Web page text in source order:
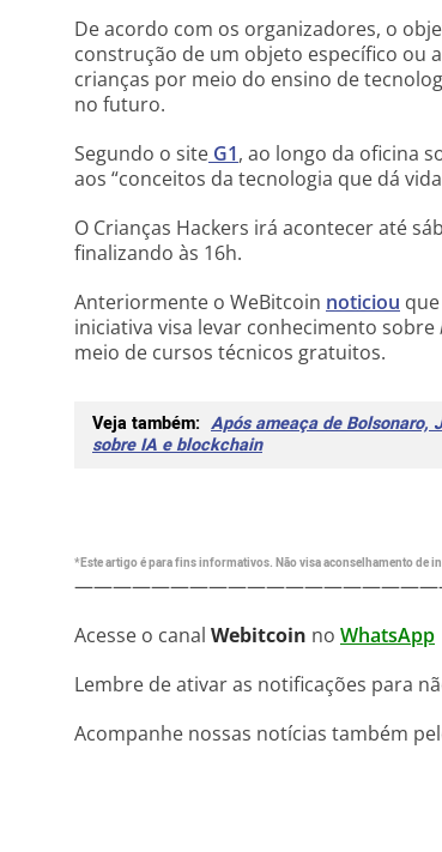
De acordo com os organizadores, o
construção de um objeto específico ou
crianças por meio do ensino de
no futuro.
Segundo o site G1, ao longo da oficina
aos “conceitos da tecnologia que dá
O Crianças Hackers irá acontecer até
finalizando às 16h.
Anteriormente o WeBitcoin noticiou
iniciativa visa levar conhecimento sobre
meio de cursos técnicos gratuitos.
Veja também: Após ameaça de Bolsonaro,
sobre IA e blockchain
*Este artigo é para fins informativos. Não visa aconselhamento
Acesse o canal Webitcoin no WhatsApp
Lembre de ativar as notificações para
Acompanhe nossas notícias também